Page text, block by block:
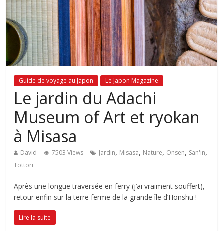
Guide de voyage au Japon Le Japon Magazine
Le jardin du Adachi
Museum of Art et ryokan
à Misasa
David 7503 Views Jardin, Misasa, Nature, Onsen, San'in,
Tottori
Après une longue traversée en ferry (j’ai vraiment souffert),
retour enfin sur la terre ferme de la grande île d’Honshu !
Lire la suite